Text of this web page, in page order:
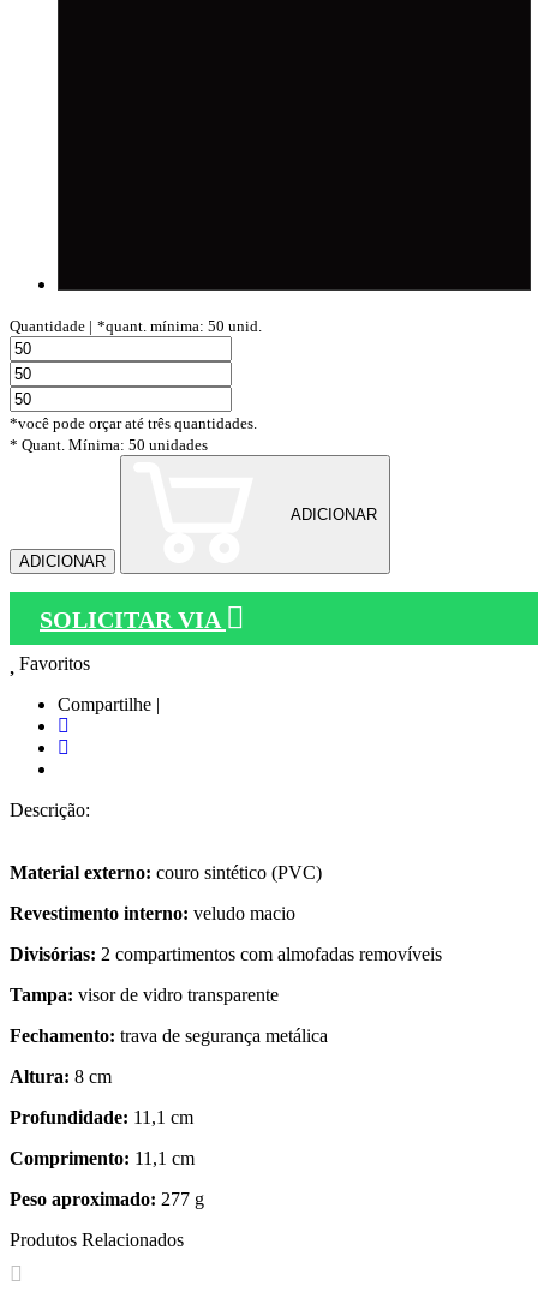
Quantidade | *quant. mínima: 50 unid.
*você pode orçar até três quantidades.
* Quant. Mínima: 50 unidades
ADICIONAR
ADICIONAR
SOLICITAR VIA
Favoritos
Compartilhe |
Descrição:
Material externo: couro sintético (PVC)
Revestimento interno: veludo macio
Divisórias: 2 compartimentos com almofadas removíveis
Tampa: visor de vidro transparente
Fechamento: trava de segurança metálica
Altura: 8 cm
Profundidade: 11,1 cm
Comprimento: 11,1 cm
Peso aproximado: 277 g
Produtos Relacionados